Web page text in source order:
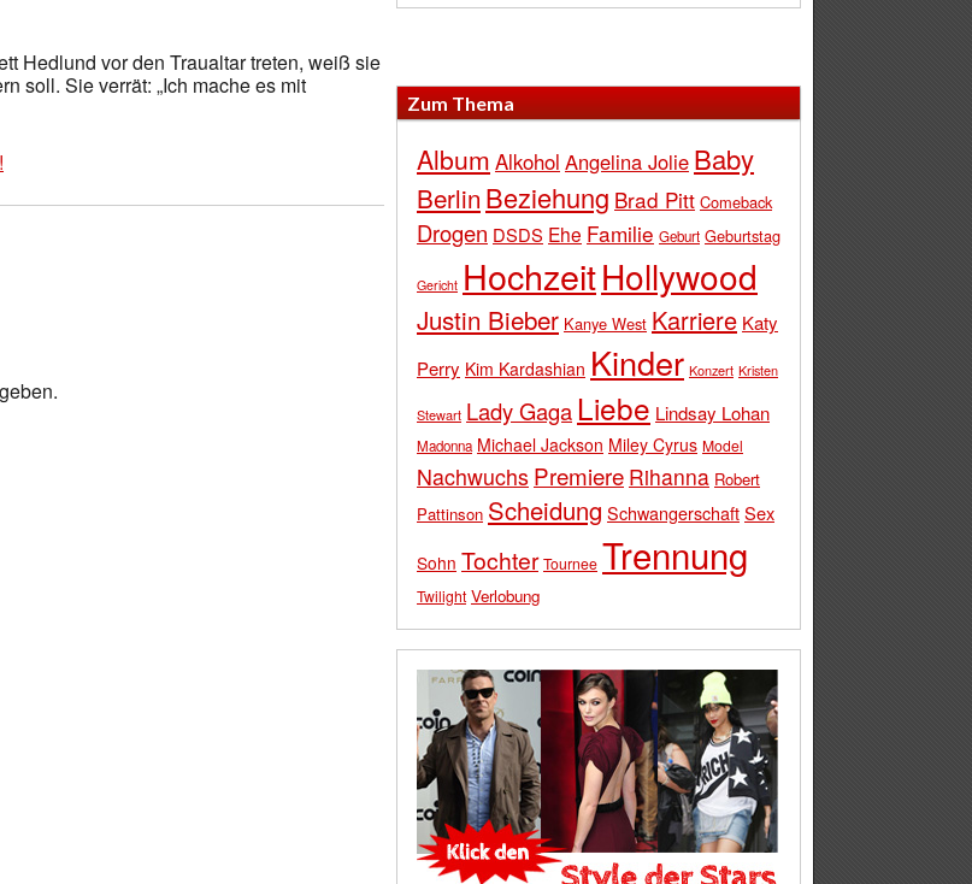
Hedlund vor den Traualtar treten, weiß sie
soll. Sie verrät: „Ich mache es mit
Zum Thema
Album Alkohol Angelina Jolie Baby
Berlin Beziehung Brad Pitt Comeback
Drogen DSDS Ehe Familie Geburt Geburtstag
Gericht HochzeitHollywood
Justin Bieber Kanye West Karriere Katy
Perry Kim Kardashian Kinder Konzert Kristen
Stewart Lady Gaga Liebe Lindsay Lohan
Madonna Michael Jackson Miley Cyrus Model
Nachwuchs Premiere Rihanna Robert
Pattinson Scheidung SchwangerschaftSex
Sohn Tochter Tournee Trennung
Twilight Verlobung